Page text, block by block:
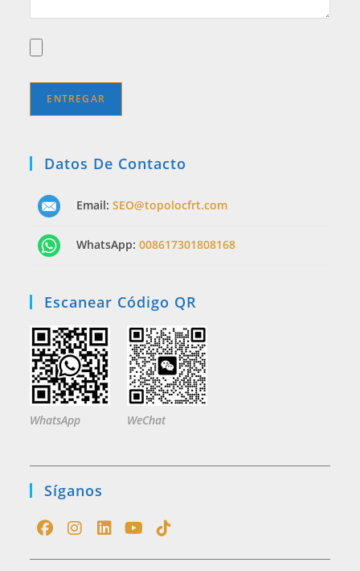
Datos De Contacto
Email:SEO@topolocfrt.com
WhatsApp:008617301808168
Escanear Código QR
WhatsApp WeChat
Síganos